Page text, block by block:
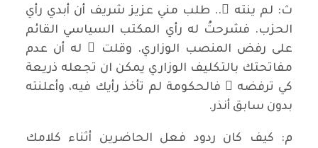
ث: لم ينته ٍ.. طلب مني عزيز شريف أن أبدي رأي
الحزب. فشرحتُ له رأي المكتب السياسي القائم
على رفض المنصب الوزاري. وقلت ُ له أن عدم
مفاتحتك بالتكليف الوزاري يمكن ان تجعله ذريعة
كي ترفضه ُ فالحكومة لم تأخذ رأيك فيه، وأعلنته
بدون سابق أنذر.
م: كيف كان ردود فعل الحاضرين أثناء كلامك